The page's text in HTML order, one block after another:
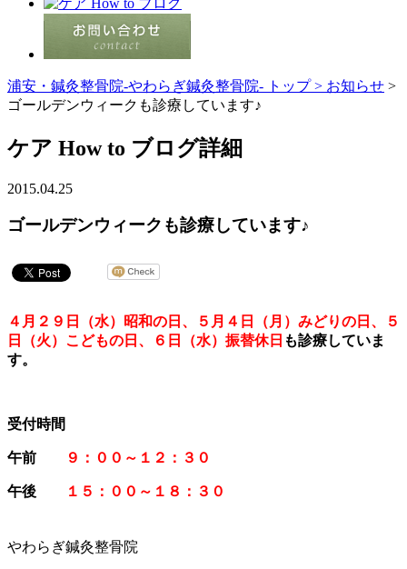
浦安・鍼灸整骨院-やわらぎ鍼灸整骨院- トップ > お知らせ >
ゴールデンウィークも診療しています♪
ケア How to ブログ詳細
2015.04.25
ゴールデンウィークも診療しています♪
４月２９日（水）昭和の日、５月４日（月）みどりの日、５
日（火）こどもの日、６日（水）振替休日 も診療していま
す。
受付時間
午前 ９：００～１２：３０
午後 １５：００～１８：３０
やわらぎ鍼灸整骨院